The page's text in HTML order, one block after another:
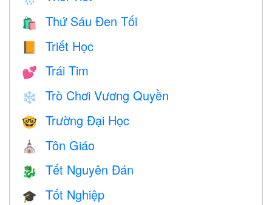
🛍 Thứ Sáu Đen Tối
Triết Học
💕 Trái Tim
❄️ Trò Chơi Vương Quyền
🤓 Trường Đại Học
⛪️ Tôn Giáo
🐉 Tết Nguyên Đán
🎓 Tốt Nghiệp